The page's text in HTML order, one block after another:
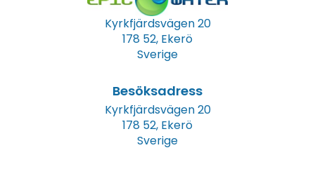
Kyrkfjärdsvägen 20
178 52, Ekerö
Sverige
Besöksadress
Kyrkfjärdsvägen 20
178 52, Ekerö
Sverige